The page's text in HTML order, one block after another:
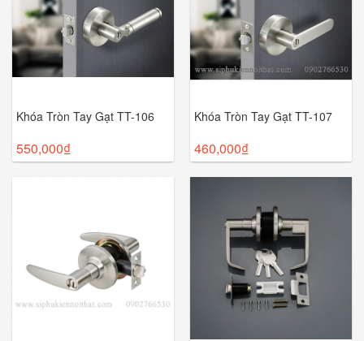
Khóa Tròn Tay Gạt TT-106
550,000₫
Khóa Tròn Tay Gạt TT-107
460,000₫